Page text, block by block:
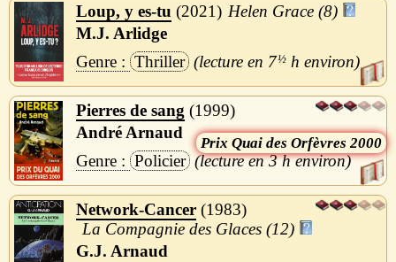
Loup, y es-tu 2021
Helen Grace (8)
M.J. Arlidge
Thriller
7½ h
Pierres de sang 1999
Quai des Orfèvres 2000
André Arnaud
Policier
3 h
Network-Cancer 1983
La Compagnie des Glaces (12)
G.J. Arnaud